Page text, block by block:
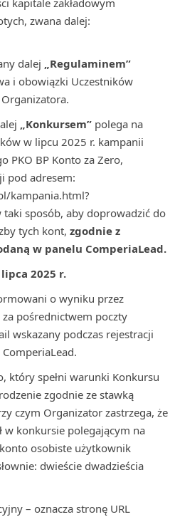
kapitale zakładowym
zwana dalej:
dalej „Regulaminem”
i obowiązki Uczestników
„Konkursem” polega na
w lipcu 2025 r. kampanii
PKO BP Konto za Zero,
pod adresem:
kampania.html?
sposób, aby doprowadzić do
tych kont, zgodnie z
w panelu ComperiaLead.
2025 r.
o wyniku przez
pośrednictwem poczty
wskazany podczas rejestracji
który spełni warunki Konkursu
zgodnie ze stawką
czym Organizator zastrzega, że
w konkursie polegającym na
osobiste użytkownik
dwieście dwadzieścia
– oznacza stronę URL